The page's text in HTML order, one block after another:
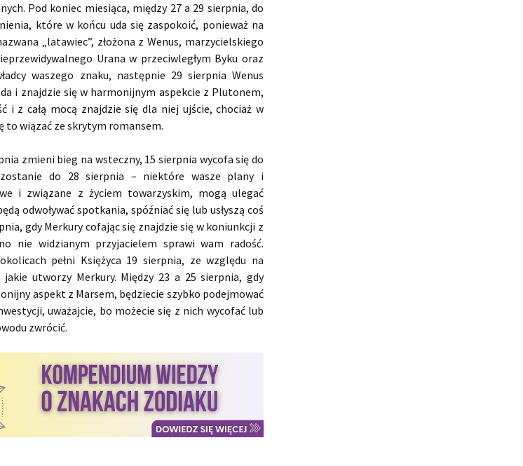
Pod koniec miesiąca, między 27 a 29 sierpnia, do
które w końcu uda się zaspokoić, ponieważ na
„latawiec”, złożona z Wenus, marzycielskiego
Urana w przeciwległym Byku oraz
waszego znaku, następnie 29 sierpnia Wenus
i znajdzie się w harmonijnym aspekcie z Plutonem,
i z całą mocą znajdzie się dla niej ujście, chociaż w
to wiązać ze skrytym romansem.
zmieni bieg na wsteczny, 15 sierpnia wycofa się do
do 28 sierpnia – niektóre wasze plany i
i związane z życiem towarzyskim, mogą ulegać
odwoływać spotkania, spóźniać się lub usłyszą coś
gdy Merkury cofając się znajdzie się w koniunkcji z
nie widzianym przyjacielem sprawi wam radość.
pełni Księżyca 19 sierpnia, ze względu na
utworzy Merkury. Między 23 a 25 sierpnia, gdy
aspekt z Marsem, będziecie szybko podejmować
uważajcie, bo możecie się z nich wycofać lub
zwrócić.